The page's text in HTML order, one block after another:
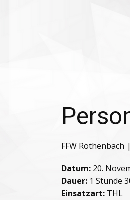
FFW Röthenbach
Datum: 20.
Dauer: 1 Stunde
Einsatzart: THL